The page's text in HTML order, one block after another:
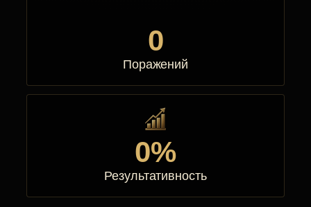
0
Поражений
0%
Результативность